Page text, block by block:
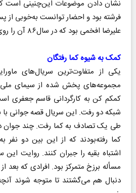
نشان دادن موضوعات این‌چنینی است
فرشته بود و احضار توانست به‌خوبی از
علیرضا افخمی بود که در سال۸۶ آن را روی آنتن شبکه یک برد.
کمک به شیوه کما رفتگان
یکی از متفاوت‌ترین سریال‌های
مجموعه‌های پخش شده از سیمای ملی
شبکه دو رفت. این سریال قصه جوانی با
طی یک تصادف به کما رفت. چند جوان
کما رفته‌بودند که از این بین دو
اشتباه بقیه را جبران کنند. روایت
مسأله برزخ متمرکز بود. افرادی که بعد
دنبال هم می‌گشتند تا متوجه شوند